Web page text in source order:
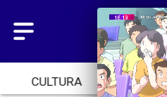
CULTURA